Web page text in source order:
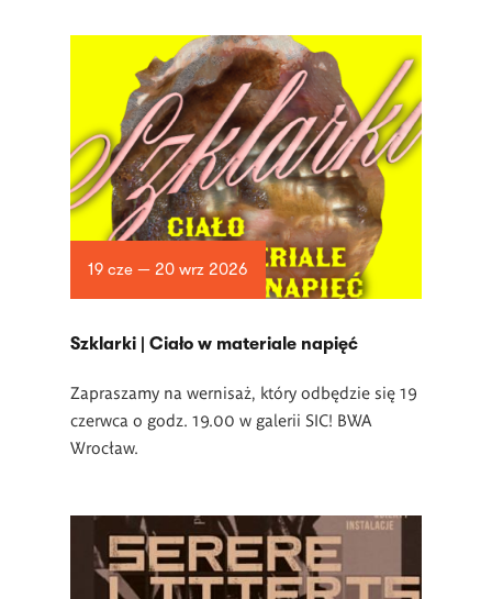
19 cze — 20 wrz 2026
­Szklarki | Ciało w materiale napięć
Zapraszamy na wernisaż, który odbędzie się 19
czerwca o godz. 19.00 w galerii SIC! BWA
Wrocław.